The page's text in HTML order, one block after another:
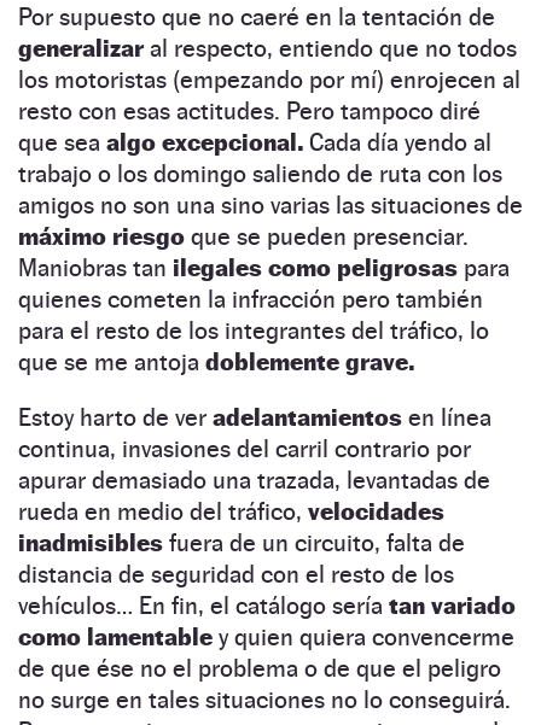
Por supuesto que no caeré en la tentación de
generalizaral respecto, entiendo que no todos
los motoristas (empezando por mí) enrojecen al
resto con esas actitudes. Pero tampoco diré
que sea algo excepcional. Cada día yendo al
trabajo o los domingo saliendo de ruta con los
amigos no son una sino varias las situaciones de
máximo riesgo que se pueden presenciar.
Maniobras tan ilegales como peligrosas para
quienes cometen la infracción pero también
para el resto de los integrantes del tráfico, lo
que se me antoja doblemente grave.
Estoy harto de ver adelantamientos en línea
continua, invasiones del carril contrario por
apurar demasiado una trazada, levantadas de
rueda en medio del tráfico, velocidades
inadmisibles fuera de un circuito, falta de
distancia de seguridad con el resto de los
vehículos… En fin, el catálogo sería tan variado
como lamentable y quien quiera convencerme
de que ése no el problema o de que el peligro
no surge en tales situaciones no lo conseguirá.